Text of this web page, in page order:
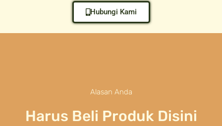
Hubungi Kami
Alasan Anda
Harus Beli Produk Disini